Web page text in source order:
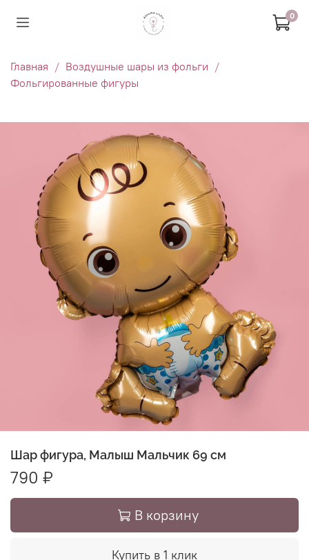
0
Главная
Воздушные шары из фольги
Фольгированные фигуры
Шар фигура, Малыш Мальчик 69 см
790 ₽
В корзину
Купить в 1 клик